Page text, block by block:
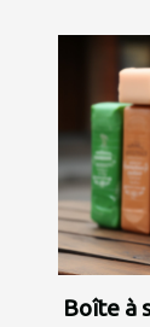
Boîte à